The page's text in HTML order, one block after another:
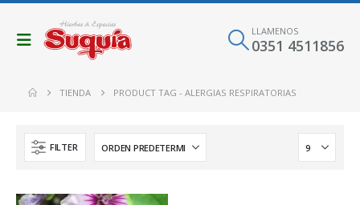
LLAMENOS
0351 4511856
TIENDA PRODUCT TAG -ALERGIAS RESPIRATORIAS
FILTER